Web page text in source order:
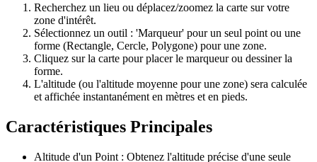
Recherchez un lieu ou déplacez/zoomez la carte sur votre
zone d'intérêt.
Sélectionnez un outil : 'Marqueur' pour un seul point ou une
forme (Rectangle, Cercle, Polygone) pour une zone.
Cliquez sur la carte pour placer le marqueur ou dessiner la
forme.
L'altitude (ou l'altitude moyenne pour une zone) sera calculée
et affichée instantanément en mètres et en pieds.
Caractéristiques Principales
Altitude d'un Point : Obtenez l'altitude précise d'une seule